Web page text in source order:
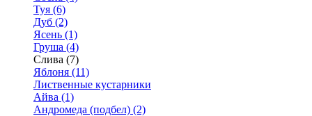
Туя (6)
Дуб (2)
Ясень (1)
Груша (4)
Слива (7)
Яблоня (11)
Лиственные кустарники
Айва (1)
Андромеда (подбел) (2)